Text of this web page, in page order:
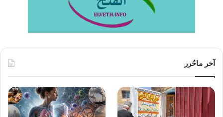
آخر ماحُرر